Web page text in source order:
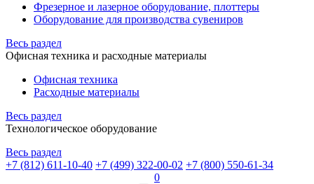
Фрезерное и лазерное оборудование, плоттеры
Оборудование для производства сувениров
Весь раздел
Офисная техника и расходные материалы
Офисная техника
Расходные материалы
Весь раздел
Технологическое оборудование
Весь раздел
+7 (812) 611-10-40 +7 (499) 322-00-02 +7 (800) 550-61-34
0